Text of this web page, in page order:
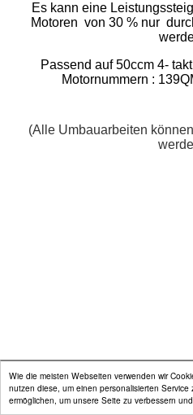
Wie die meisten Webseiten verwenden wir
nutzen diese, um einen personalisierten Service
ermöglichen, um unsere Seite zu verbessern
Pinnwand
Weitere Verdächtige
Es kann eine
Motoren von 30 % nur
Passend auf 50ccm 4-
Motornummern :
(Alle Umbauarbeiten